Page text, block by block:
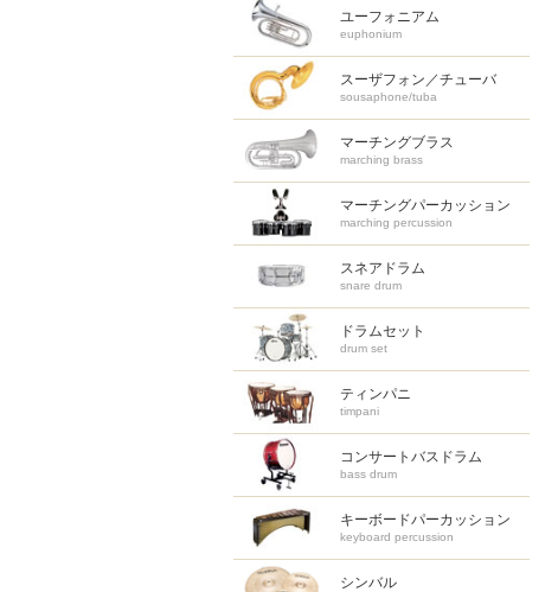
ユーフォニアム
euphonium
スーザフォン／チューバ
sousaphone/tuba
マーチングブラス
marching brass
マーチングパーカッション
marching percussion
スネアドラム
snare drum
ドラムセット
drum set
ティンパニ
timpani
コンサートバスドラム
bass drum
キーボードパーカッション
keyboard percussion
シンバル